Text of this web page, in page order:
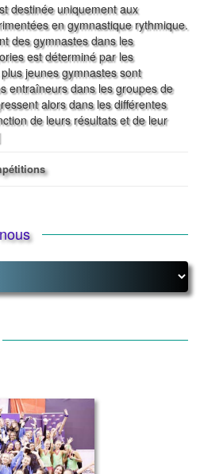
destinée uniquement aux
en gymnastique rythmique.
des gymnastes dans les
est déterminé par les
jeunes gymnastes sont
entraîneurs dans les groupes de
alors dans les différentes
de leurs résultats et de leur